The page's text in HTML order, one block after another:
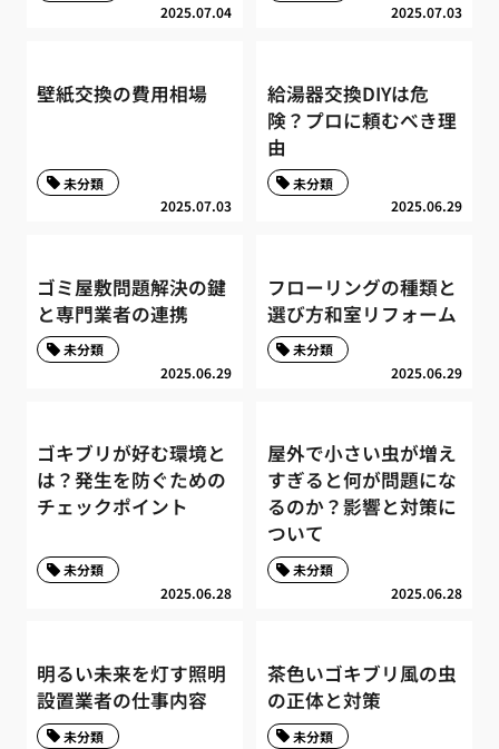
2025.07.04 2025.07.03
壁紙交換の費用相場
2025.07.03
未分類
給湯器交換DIYは危
険？プロに頼むべき理
由
2025.06.29
未分類
ゴミ屋敷問題解決の鍵
と専門業者の連携
2025.06.29
未分類
フローリングの種類と
選び方和室リフォーム
2025.06.29
未分類
ゴキブリが好む環境と
は？発生を防ぐための
チェックポイント
2025.06.28
未分類
屋外で小さい虫が増え
すぎると何が問題にな
るのか？影響と対策に
ついて
2025.06.28
未分類
明るい未来を灯す照明
設置業者の仕事内容
未分類
茶色いゴキブリ風の虫
の正体と対策
未分類